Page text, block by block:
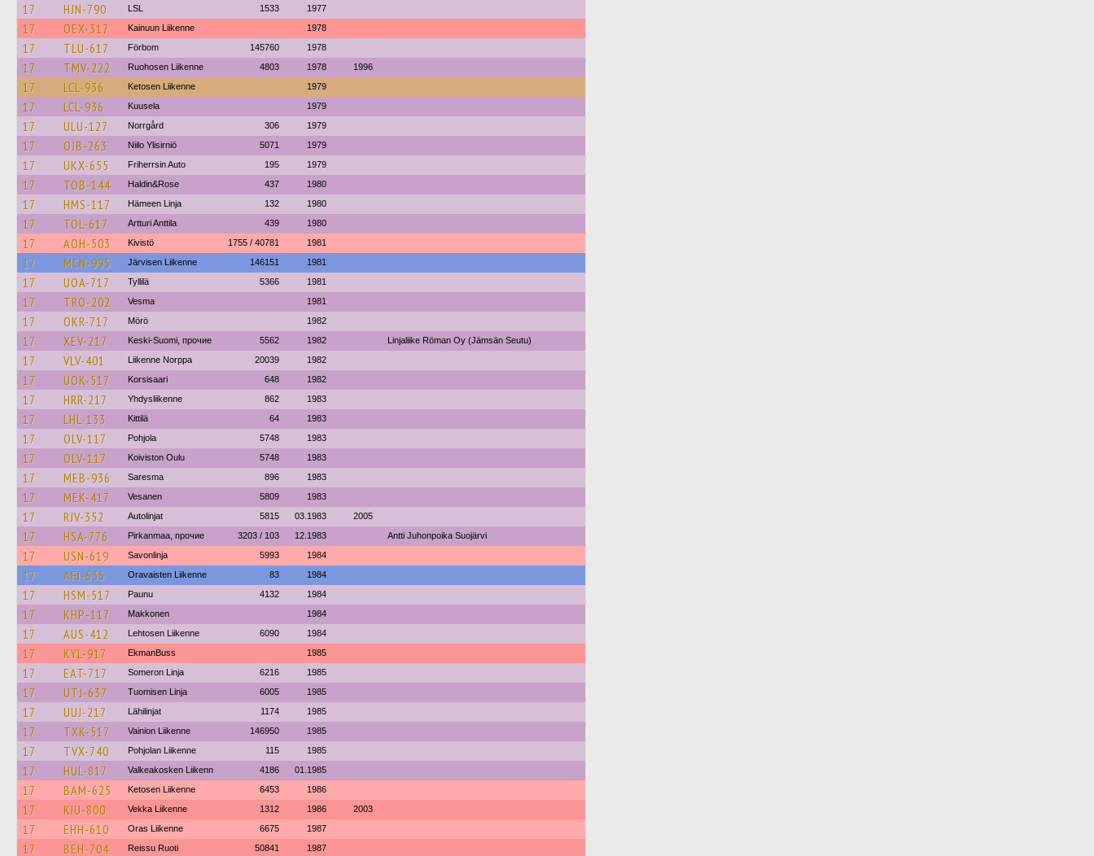
17 HJN-790 LSL 1533 1977
17 OEX-317 Kainuun Liikenne 1978
17 TLU-617 Förbom 145760 1978
17 TMV-222 Ruohosen Liikenne 4803 1978 1996
17 LCL-936 Ketosen Liikenne 1979
17 LCL-936 Kuusela 1979
17 ULU-127 Norrgård 306 1979
17 OJB-263 Niilo Ylisirniö 5071 1979
17 UKX-655 Friherrsin Auto 195 1979
17 TOB-144 Haldin&Rose 437 1980
17 HMS-117 Hämeen Linja 132 1980
17 TOL-617 Artturi Anttila 439 1980
17 AOH-503 Kivistö 1755 / 40781 1981
17 MCN-995 Järvisen Liikenne 146151 1981
17 UOA-717 Tyllilä 5366 1981
17 TRO-202 Vesma 1981
17 OKR-717 Mörö 1982
17 XEV-217 Keski-Suomi, прочие 5562 1982 Linjaliike Röman Oy (Jämsän Seutu)
17 VLV-401 Liikenne Norppa 20039 1982
17 UOK-517 Korsisaari 648 1982
17 HRR-217 Yhdysliikenne 862 1983
17 LHL-133 Kittilä 64 1983
17 OLV-117 Pohjola 5748 1983
17 OLV-117 Koiviston Oulu 5748 1983
17 MEB-936 Saresma 896 1983
17 MEK-417 Vesanen 5809 1983
17 RJV-352 Autolinjat 5815 03.1983 2005
17 HSA-776 Pirkanmaa, прочие 3203 / 103 12.1983 Antti Juhonpoika Suojärvi
17 USN-619 Savonlinja 5993 1984
17 AFJ-635 Oravaisten Liikenne 83 1984
17 HSM-517 Paunu 4132 1984
17 KHP-117 Makkonen 1984
17 AUS-412 Lehtosen Liikenne 6090 1984
17 KYL-917 EkmanBuss 1985
17 EAT-717 Someron Linja 6216 1985
17 UTJ-637 Tuomisen Linja 6005 1985
17 UUJ-217 Lähilinjat 1174 1985
17 TXK-517 Vainion Liikenne 146950 1985
17 TVX-740 Pohjolan Liikenne 115 1985
17 HUL-817 Valkeakosken Liikenn 4186 01.1985
17 BAM-625 Ketosen Liikenne 6453 1986
17 KIU-800 Vekka Liikenne 1312 1986 2003
17 EHH-610 Oras Liikenne 6675 1987
17 BEH-704 Reissu Ruoti 50841 1987